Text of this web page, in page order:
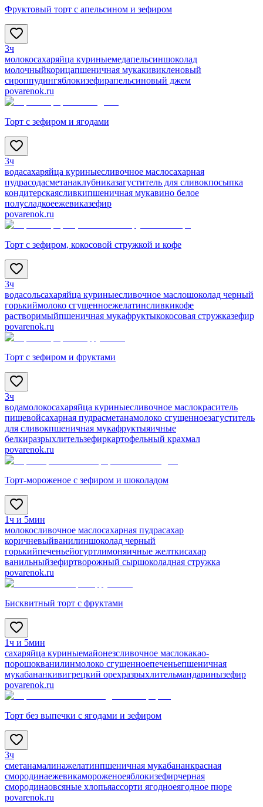
Фруктовый торт с апельсином и зефиром
3ч
молокосахаряйца куриныемедапельсиншоколад
молочныйкорицапшеничная мукакивикленовый
сироппудингяблокизефирапельсиновый джем
povarenok.ru
Торт с зефиром и ягодами
3ч
водасахаряйца куриныесливочное маслосахарная
пудрасодасметанаклубниказагуститель для сливокпосыпка
кондитерскаясливкипшеничная мукавино белое
полусладкоеежевиказефир
povarenok.ru
Торт с зефиром, кокосовой стружкой и кофе
3ч
водасольсахаряйца куриныесливочное маслошоколад черный
горькиймолоко сгущенноежелатинсливкикофе
растворимыйпшеничная мукафруктыкокосовая стружказефир
povarenok.ru
Торт с зефиром и фруктами
3ч
водамолокосахаряйца куриныесливочное маслокраситель
пищевойсахарная пудрасметанамолоко сгущенноезагуститель
для сливокпшеничная мукафруктыяичные
белкиразрыхлительзефиркартофельный крахмал
povarenok.ru
Торт-мороженое с зефиром и шоколадом
1ч и 5мин
молокосливочное маслосахарная пудрасахар
коричневыйванилиншоколад черный
горькийпеченьейогуртлимоняичные желткисахар
ванильныйзефиртворожный сыршоколадная стружка
povarenok.ru
Бисквитный торт с фруктами
1ч и 5мин
сахаряйца куриныемайонезсливочное маслокакао-
порошокванилинмолоко сгущенноепеченьепшеничная
мукабананкивигрецкий орехразрыхлительмандаринызефир
povarenok.ru
Торт без выпечки с ягодами и зефиром
3ч
сметанамалинажелатинпшеничная мукабананкрасная
смородинаежевикамороженоеяблокизефирчерная
смородинаовсяные хлопьяассорти ягодноеягодное пюре
povarenok.ru